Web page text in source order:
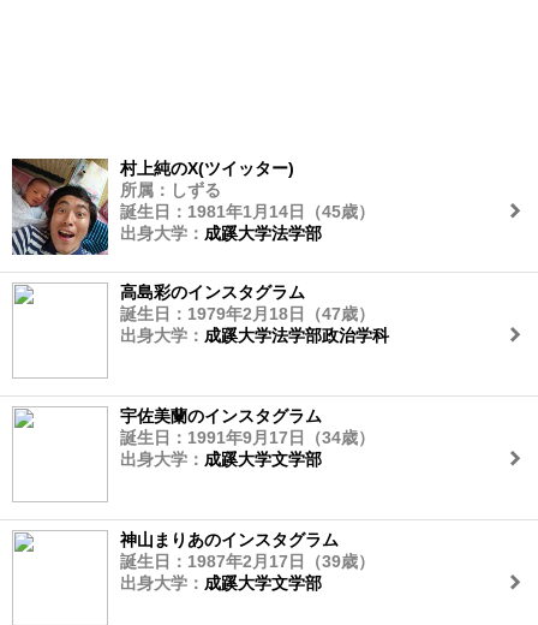
村上純のX(ツイッター)
所属：しずる
誕生日：1981年1月14日（45歳）
出身大学： 成蹊大学法学部
高島彩のインスタグラム
誕生日：1979年2月18日（47歳）
出身大学： 成蹊大学法学部政治学科
宇佐美蘭のインスタグラム
誕生日：1991年9月17日（34歳）
出身大学： 成蹊大学文学部
神山まりあのインスタグラム
誕生日：1987年2月17日（39歳）
出身大学： 成蹊大学文学部